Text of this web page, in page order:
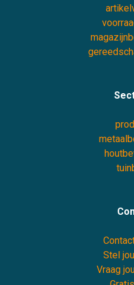
Stel
Vraag